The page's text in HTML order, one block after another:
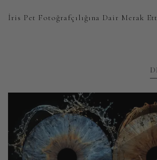
İris Pet Fotoğrafçılığına Dair Merak